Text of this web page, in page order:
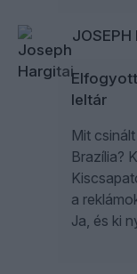
JOSEPH
leltár
Mit
Brazília?
a
Ja, és ki